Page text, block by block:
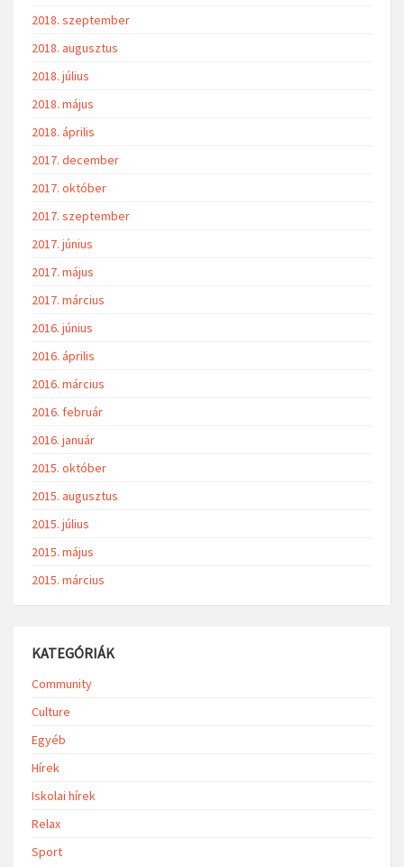
2018. szeptember
2018. augusztus
2018. július
2018. május
2018. április
2017. december
2017. október
2017. szeptember
2017. június
2017. május
2017. március
2016. június
2016. április
2016. március
2016. február
2016. január
2015. október
2015. augusztus
2015. július
2015. május
2015. március
KATEGÓRIÁK
Community
Culture
Egyéb
Hírek
Iskolai hírek
Relax
Sport